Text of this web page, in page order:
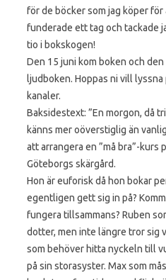
för de böcker som jag köper för
funderade ett tag och tackade
tio i bokskogen!
Den 15 juni kom boken och
ljudboken. Hoppas ni vill
kanaler.
Baksidestext: ”En morgon, då
känns mer oöverstiglig än
att arrangera en ”må bra”-kurs
Göteborgs skärgård.
Hon är euforisk då hon bokar
egentligen gett sig in på?
fungera tillsammans? Ruben
dotter, men inte längre tror sig
som behöver hitta nyckeln till
på sin storasyster. Max som